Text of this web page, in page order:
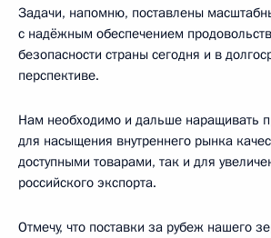
Задачи, напомню, поставлены
с надёжным обеспечением
безопасности страны сегодня и в
перспективе.
Нам необходимо и дальше наращивать
для насыщения внутреннего рынка
доступными товарами, так и для
российского экспорта.
Отмечу, что поставки за рубеж нашего